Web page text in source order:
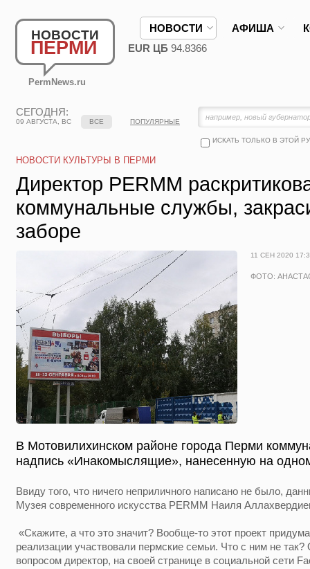
НОВОСТИ
ПЕРМИ
PermNews.ru
НОВОСТИ АФИША
EUR ЦБ 94.8366
СЕГОДНЯ:
09 АВГУСТА, ВС
ИСКАТЬ ТОЛЬКО В ЭТОЙ
ВСЕ ПОПУЛЯРНЫЕ
НОВОСТИ КУЛЬТУРЫ В ПЕРМИ
Директор PERMM
коммунальные службы,
заборе
11 СЕН 2020
ФОТО:
В Мотовилихинском районе города Перми
надпись «Инакомыслящие», нанесенную на
Ввиду того, что ничего неприличного написано не было,
Музея современного искусства PERMM Наиля
«Скажите, а что это значит? Вообще-то этот проект
реализации участвовали пермские семьи. Что с ним не
вопросом директор, на своей странице в социальной сети